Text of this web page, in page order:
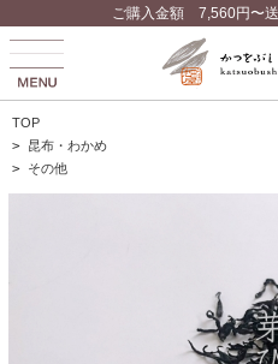
ご購入金額 7,560円〜
TOP
> 昆布・わかめ
> その他